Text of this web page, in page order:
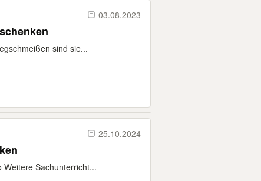
03.08.2023
sind sie...
25.10.2024
Sachunterricht...